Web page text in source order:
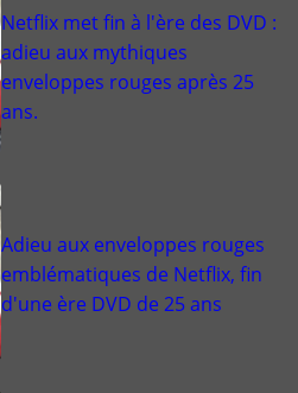
Netflix met fin à l'ère des DVD :
adieu aux mythiques
enveloppes rouges après 25
ans.
Adieu aux enveloppes rouges
emblématiques de Netflix, fin
d'une ère DVD de 25 ans